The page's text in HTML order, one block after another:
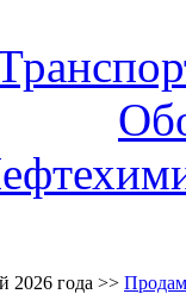
2026 года >>